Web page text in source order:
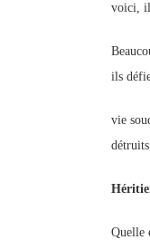
voici, il
ils
vie
Quelle